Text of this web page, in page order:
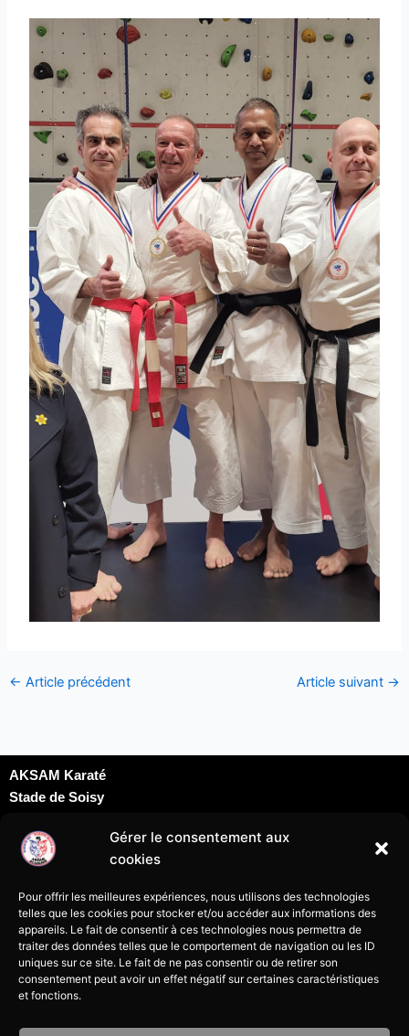
Gérer le consentement aux
cookies
Pour offrir les meilleures expériences, nous utilisons des technologies
telles que les cookies pour stocker et/ou accéder aux informations des
appareils. Le fait de consentir à ces technologies nous permettra de
traiter des données telles que le comportement de navigation ou les ID
uniques sur ce site. Le fait de ne pas consentir ou de retirer son
consentement peut avoir un effet négatif sur certaines caractéristiques
et fonctions.
← Article précédent Article suivant →
AKSAM Karaté
Stade de Soisy
Rue du docteur Schweitzer
95230 Soisy sous Montmorency
07 69 24 09 69